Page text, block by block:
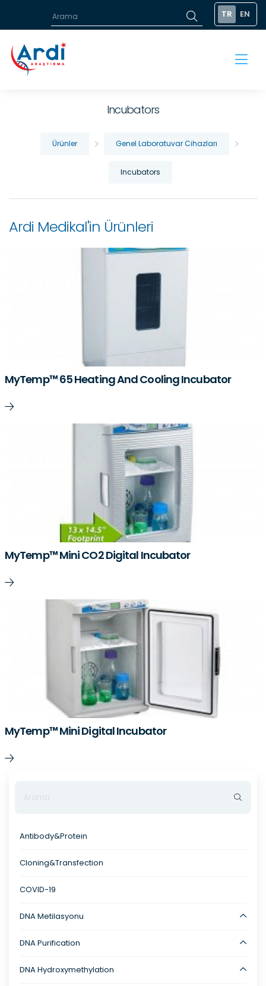
TR EN
Incubators
Ürünler Genel Laboratuvar Cihazları
Incubators
Antibody&Protein
Cloning&Transfection
COVID-19
DNA Metilasyonu
DNA Purification
DNA Hydroxymethylation
Ardi Medikal'in Ürünleri
MyTemp™ 65 Heating And Cooling Incubator
MyTemp™ Mini CO2 Digital Incubator
MyTemp™ Mini Digital Incubator